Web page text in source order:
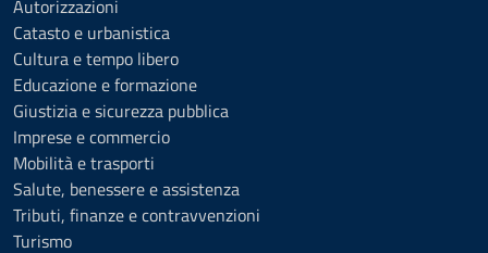
Autorizzazioni
Catasto e urbanistica
Cultura e tempo libero
Educazione e formazione
Giustizia e sicurezza pubblica
Imprese e commercio
Mobilità e trasporti
Salute, benessere e assistenza
Tributi, finanze e contravvenzioni
Turismo